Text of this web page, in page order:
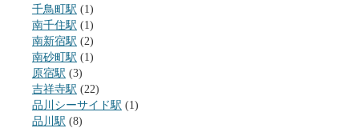
千鳥町駅 (1)
南千住駅 (1)
南新宿駅 (2)
南砂町駅 (1)
原宿駅 (3)
吉祥寺駅 (22)
品川シーサイド駅 (1)
品川駅 (8)